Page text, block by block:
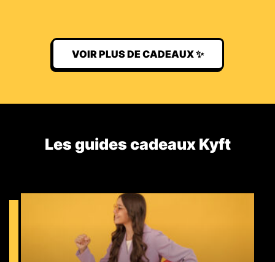
VOIR PLUS DE CADEAUX ✨
Les guides cadeaux Kyft​